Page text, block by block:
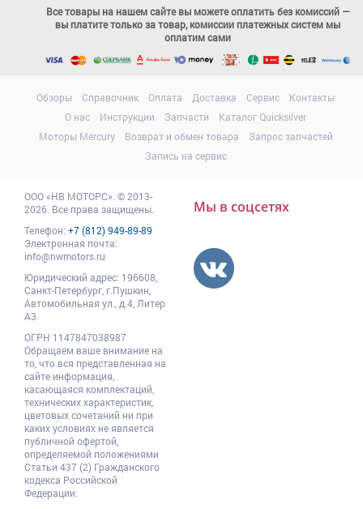
Все товары на нашем сайте вы можете оплатить без комиссий —
вы платите только за товар, комиссии платежных систем мы
оплатим сами
Обзоры Справочник Оплата Доставка Сервис
Контакты
О нас
Инструкции Запчасти
Каталог Quicksilver
Моторы Mercury
Возврат и обмен товара
Запрос запчастей
Запись на сервис
ООО«НВ МОТОРС» © 2013-
2026. Все права защищены.
Телефон: +7 (812) 949-89-89
Электронная почта:
info@nwmotors.ru
Юридический адрес: 196608
Санкт-Петербург, г.Пушкин
Автомобильная ул., д.4, Литер
А3
ОГРН 1147847038987
Обращаем ваше внимание на
то, что вся представленная на
сайте информация,
касающаяся комплектаций,
технических характеристик,
цветовых сочетаний ни при
каких условиях не является
публичной офертой,
определяемой положениями
Статьи 437 (2) Гражданского
кодекса Российской
Федерации.
Мы в соцсетях